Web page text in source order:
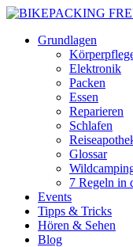
Grundlagen
Elektronik
Packen
Essen
Reparieren
Schlafen
Glossar
7 Regeln in
Events
Tipps & Tricks
Hören & Sehen
Blog